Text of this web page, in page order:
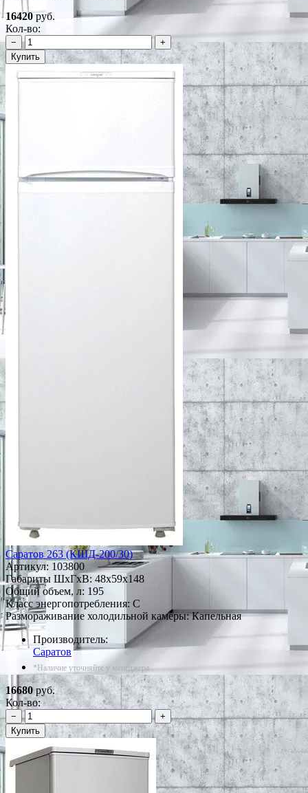
16420руб.
Кол-во:
−
+
Купить
Саратов 263 (КШД-200/30)
Артикул: 103800
Габариты ШxГxВ: 48x59x148
Общий объем, л: 195
Класс энергопотребления: C
Размораживание холодильной камеры: Капельная
Производитель:
Саратов
*Наличие уточняйте у менеджера
16680 руб.
Кол-во:
−
+
Купить